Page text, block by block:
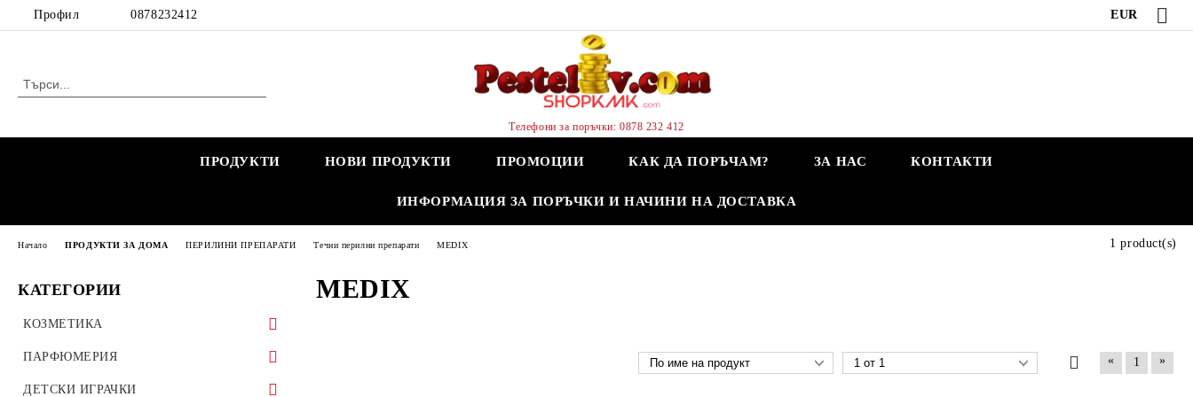
Профил 0878232412 EUR
Телефони за поръчки: 0878 232 412
ПРОДУКТИ НОВИ ПРОДУКТИ ПРОМОЦИИ КАК ДА ПОРЪЧАМ? ЗА НАС КОНТАКТИ
ИНФОРМАЦИЯ ЗА ПОРЪЧКИ И НАЧИНИ НА ДОСТАВКА
КАТЕГОРИИ
КОЗМЕТИКА
КОЗМЕТИКА ЗА ЖЕНИ
КОЗМЕТИКА ЗА БРЕМЕННИ
КОЗМЕТИКА ЗА МЪЖЕ
ПАРФЮМЕРИЯ
МАРКОВИ ПАРФЮМИ
ДЕТСКИ ИГРАЧКИ
Начало ПРОДУКТИ ЗА ДОМА ПЕРИЛИНИ ПРЕПАРАТИ Течни перилни препарати MEDIX
MEDIX
1 product(s)
« 1 »